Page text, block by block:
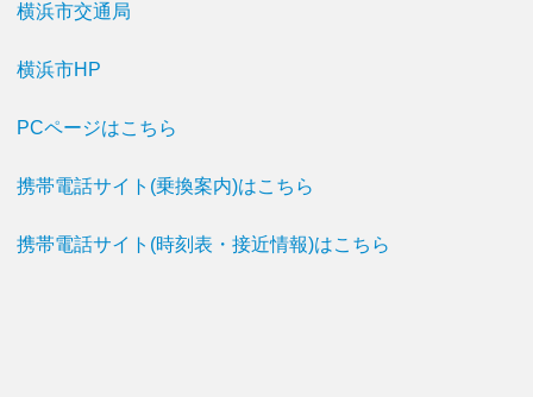
横浜市交通局
横浜市HP
PCページはこちら
携帯電話サイト(乗換案内)はこちら
携帯電話サイト(時刻表・接近情報)はこちら